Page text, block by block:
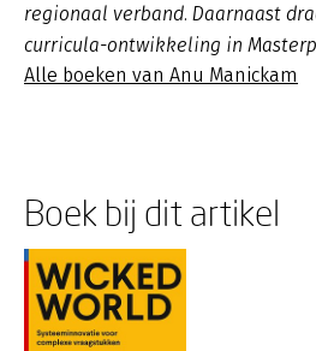
regionaal verband. Daarnaast
curricula-ontwikkeling in
Alle boeken van Anu Manickam
Boek bij dit artikel